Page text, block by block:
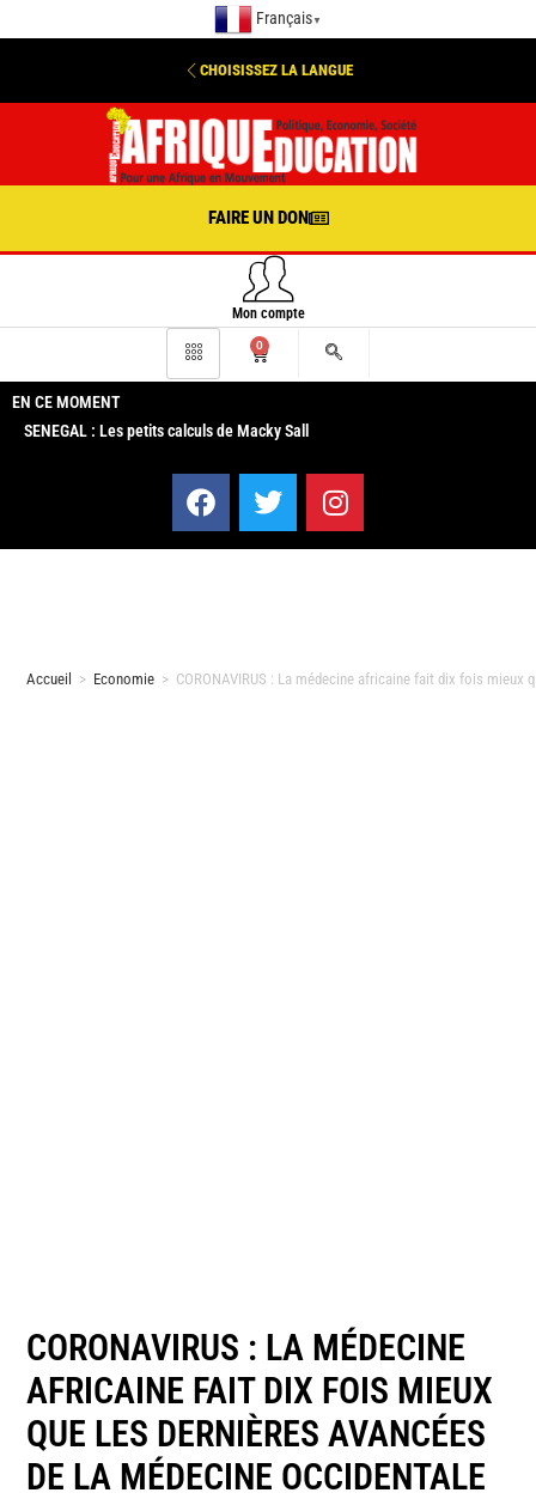
Français ▼
CHOISISSEZ LA LANGUE
FAIRE UN DON
Mon compte
0
EN CE MOMENT
SENEGAL : Les petits calculs de Macky Sall
Accueil > Economie > CORONAVIRUS : La médecine africaine fait dix fois
CORONAVIRUS : LA MÉDECINE
AFRICAINE FAIT DIX FOIS MIEUX
QUE LES DERNIÈRES AVANCÉES
DE LA MÉDECINE OCCIDENTALE